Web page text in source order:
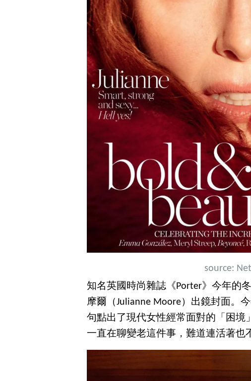
source:
知名英國時尚雜誌《Porter》今年的
摩爾（Julianne Moore）出鏡封面。
句點出了現代女性經常面對的「困境
一直在聊變老這件事，難道連活著也